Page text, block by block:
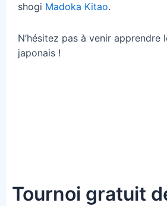
shogi Madoka Kitao.
N’hésitez pas à venir
japonais !
Tournoi gratuit